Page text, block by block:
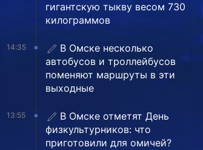
гигантскую тыкву весом 730
килограммов
14:35
В Омске несколько
автобусов и троллейбусов
поменяют маршруты в эти
выходные
13:55
В Омске отметят День
физкультурников: что
приготовили для омичей?